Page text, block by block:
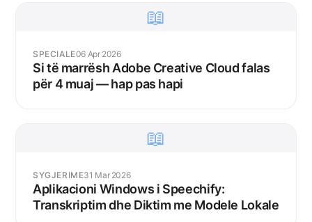
📖
SPECIALE06 Apr 2026
Si të marrësh Adobe Creative Cloud falas
për 4 muaj — hap pas hapi
📖
SYGJERIME31 Mar 2026
Aplikacioni Windows i Speechify:
Transkriptim dhe Diktim me Modele Lokale